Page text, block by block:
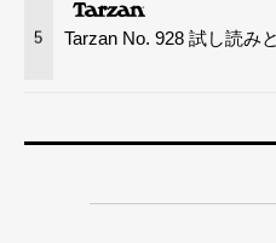
5 Tarzan No. 928 試し読み